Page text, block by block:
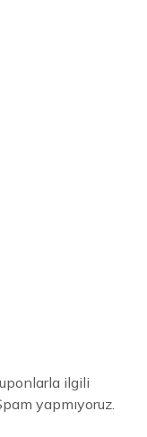
ilgili
yapmıyoruz.